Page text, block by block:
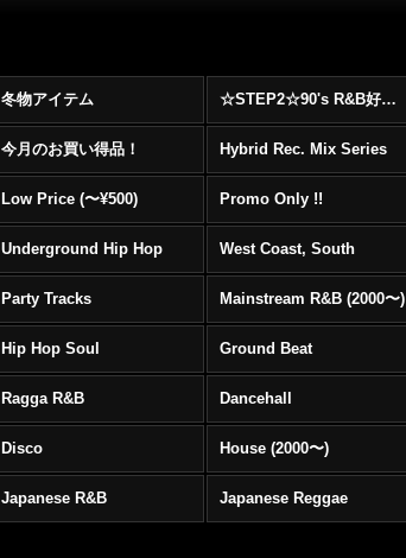
冬物アイテム ☆STEP2☆90's R&B好きに自信を持ってオススメ出来る00's R&B Best 100 !!!
今月のお買い得品！ Hybrid Rec. Mix Series
Low Price (〜¥500) Promo Only !!
Underground Hip Hop West Coast, South
Party Tracks Mainstream R&B (2000〜)
Hip Hop Soul Ground Beat
Ragga R&B Dancehall
Disco House (2000〜)
Japanese R&B Japanese Reggae